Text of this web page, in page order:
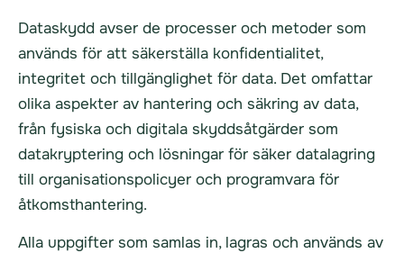
Dataskydd avser de processer och metoder som
används för att säkerställa konfidentialitet,
integritet och tillgänglighet för data. Det omfattar
olika aspekter av hantering och säkring av data,
från fysiska och digitala skyddsåtgärder som
datakryptering och lösningar för säker datalagring
till organisationspolicyer och programvara för
åtkomsthantering.
Alla uppgifter som samlas in, lagras och används av